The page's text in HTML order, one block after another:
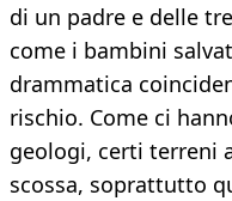
di un padre e delle
come i bambini
drammatica
rischio. Come ci
geologi, certi terreni
scossa, soprattutto